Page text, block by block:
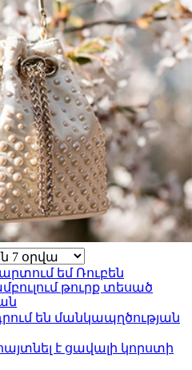
եմ Ռուբեն
թուրք տեսած
են մանկապղծության
է ցավալի կորստի